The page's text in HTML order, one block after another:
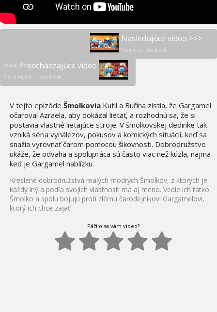
Nasledujúce video >>>
Premena - Šmolkovia
<<< Predchádzajúce video
V cudzej koži – Šmolkovia
V tejto epizóde Šmolkovia Kutil a Buřina zistia, že Gargamel
očaroval Azraela, aby dokázal lietať, a rozhodnú sa, že si
postavia vlastné lietajúce stroje. V šmolkovskej dedinke tak
vzniká séria vynálezov, pokusov a komických situácií, keď sa
snažia vyrovnať čarom pomocou šikovnosti. Dobrodružstvo
ukáže, že odvaha a spolupráca sú často viac než kúzla, najmä
keď je Gargamel nablízku.
Kreslené dobrodružstvá malých modrých Šmolkov, z ktorých je
každý iný a podľa svojich vlastností má aj meno. Vedie ich tatko
Šmolko a spolu bojujú proti zlému čarodejníkovi Gargamelovi,
ktorý ich chce zajať.
Páčilo sa vám video?